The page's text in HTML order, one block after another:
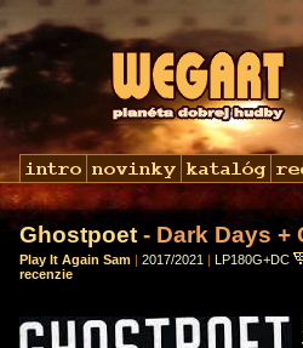
Ghostpoet - Dark Days +
Play It Again Sam | 2017/2021 | LP180G+DC
recenzie